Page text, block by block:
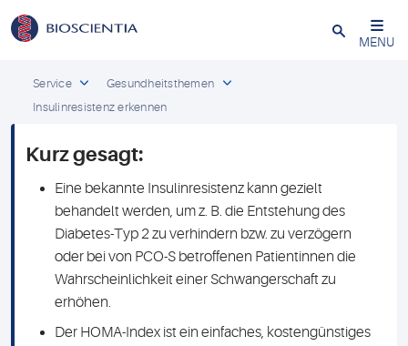
Schließen
MENU
Service
Gesundheitsthemen
Insulinresistenz erkennen
Kurz gesagt:
Eine bekannte Insulinresistenz kann gezielt
behandelt werden, um z. B. die Entstehung des
Diabetes-Typ 2 zu verhindern bzw. zu verzögern
oder bei von PCO-S betroffenen Patientinnen die
Wahrscheinlichkeit einer Schwangerschaft zu
erhöhen.
Der HOMA-Index ist ein einfaches, kostengünstiges